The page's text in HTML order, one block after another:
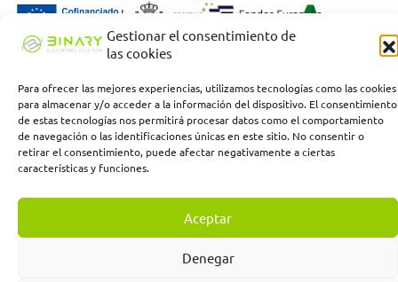
Gestionar el consentimiento de
las cookies
Para ofrecer las mejores experiencias, utilizamos tecnologías como las cookies
para almacenar y/o acceder a la información del dispositivo. El consentimiento
de estas tecnologías nos permitirá procesar datos como el comportamiento
de navegación o las identificaciones únicas en este sitio. No consentir o
retirar el consentimiento, puede afectar negativamente a ciertas
características y funciones.
Aceptar
Denegar